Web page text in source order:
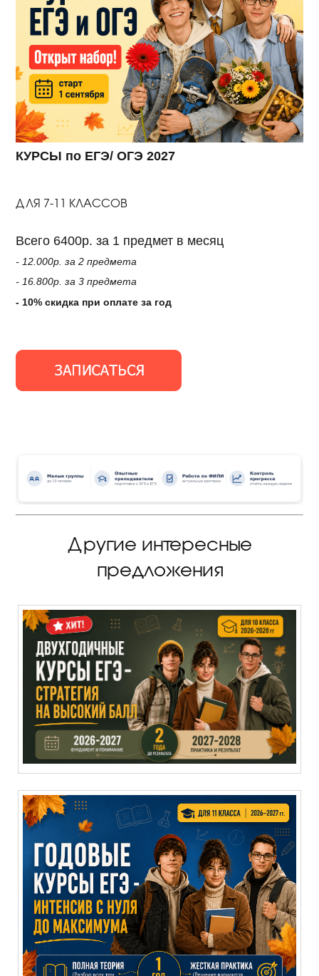
КУРСЫ по ЕГЭ/ ОГЭ 2027
ДЛЯ 7-11 КЛАССОВ
Всего 6400р. за 1 предмет в месяц
- 12.000р. за 2 предмета
- 16.800р. за 3 предмета
- 10% скидка при оплате за год
Другие интересные
предложения